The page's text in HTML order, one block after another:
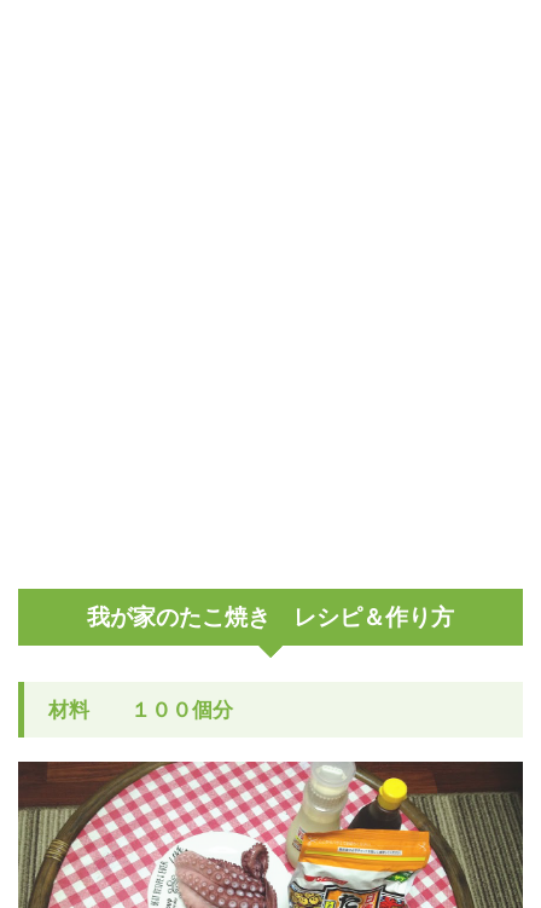
我が家のたこ焼き レシピ＆作り方
材料 １００個分